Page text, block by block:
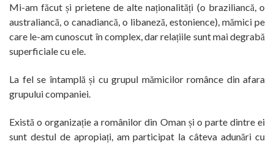
Mi-am făcut și prietene de alte naționalități (o braziliancă, o
australiancă, o canadiancă, o libaneză, estonience), mămici pe
care le-am cunoscut în complex, dar relațiile sunt mai degrabă
superficiale cu ele.
La fel se întamplă și cu grupul mămicilor românce din afara
grupului companiei.
Există o organizație a românilor din Oman și o parte dintre ei
sunt destul de apropiați, am participat la câteva adunări cu